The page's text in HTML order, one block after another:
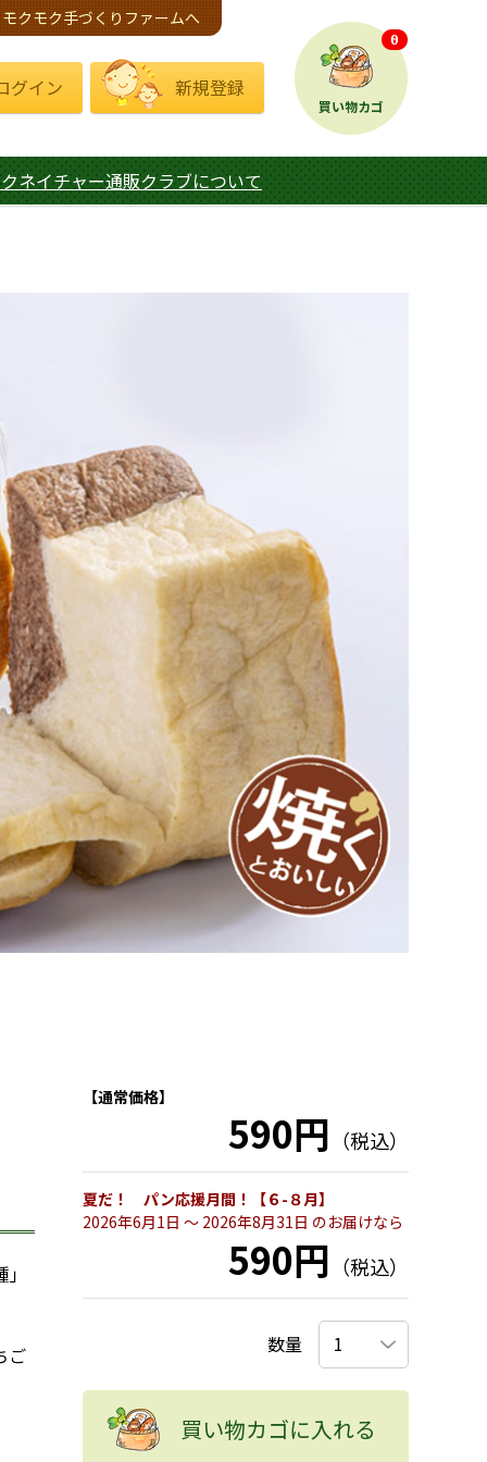
モクモク手づくりファームへ
グイン 新規登録
買い物カゴ
0
ネイチャー通販クラブについて
ご
【通常価格】
590円 （税込）
夏だ！ パン応援月間！【６-８月】
2026年6月1日 〜 2026年8月31日 のお届けなら
590円 （税込）
数量
買い物カゴに入れる